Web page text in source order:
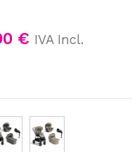
€ IVA Incl.